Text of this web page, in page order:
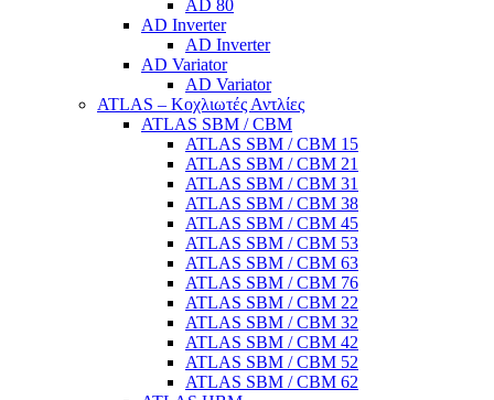
AD 80
AD Inverter
AD Inverter
AD Variator
AD Variator
ATLAS – Κοχλιωτές Αντλίες
ATLAS SBM / CBM
ATLAS SBM / CBM 15
ATLAS SBM / CBM 21
ATLAS SBM / CBM 31
ATLAS SBM / CBM 38
ATLAS SBM / CBM 45
ATLAS SBM / CBM 53
ATLAS SBM / CBM 63
ATLAS SBM / CBM 76
ATLAS SBM / CBM 22
ATLAS SBM / CBM 32
ATLAS SBM / CBM 42
ATLAS SBM / CBM 52
ATLAS SBM / CBM 62